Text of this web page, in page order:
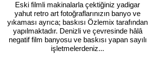
Eski filmli makinalarla çektiğiniz yadigar
yahut retro art fotoğraflarınızın banyo ve
yıkaması ayrıca; baskısı Özlemix tarafından
yapılmaktadır. Denizli ve çevresinde hâlâ
negatif film banyosu ve baskısı yapan sayılı
işletmelerdeniz...